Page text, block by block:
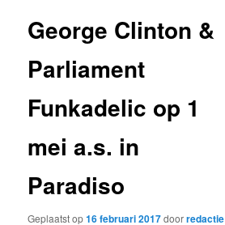
George Clinton &
Parliament
Funkadelic op 1
mei a.s. in
Paradiso
Geplaatst op16 februari 2017doorredactie